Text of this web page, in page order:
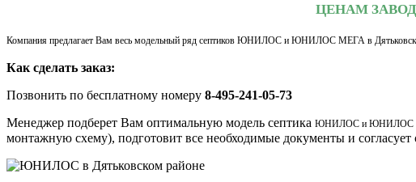
ЦЕНАМ
Компания предлагает Вам весь модельный ряд септиков ЮНИЛОС и ЮНИЛОС МЕГА в
Как сделать заказ:
Позвонить по бесплатному номеру 8-495-241-05-73
Менеджер подберет Вам оптимальную модель септика ЮНИЛОС и ЮНИЛОС
монтажную схему), подготовит все необходимые документы и согласует